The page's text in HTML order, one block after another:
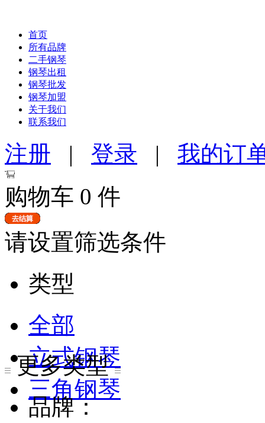
首页
所有品牌
二手钢琴
钢琴出租
钢琴批发
钢琴加盟
关于我们
联系我们
注册 | 登录 | 我的订
购物车 0 件
请设置筛选条件
类型
全部
立式钢琴
三角钢琴
更多类型
品牌：